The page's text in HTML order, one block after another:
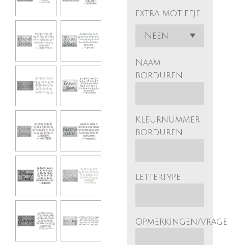
extra motiefje
Naam
borduren
Kleurnummer
borduren
lettertype
Opmerkingen/